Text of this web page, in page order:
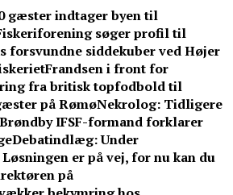
gæster indtager byen til
søger profil til
forsvundne siddekuber ved Højer
Frandsen i front for
fra britisk topfodbold til
på RømøNekrolog: Tidligere
IFSF-formand forklarer
Debatindlæg: Under
er på vej, for nu kan du
på